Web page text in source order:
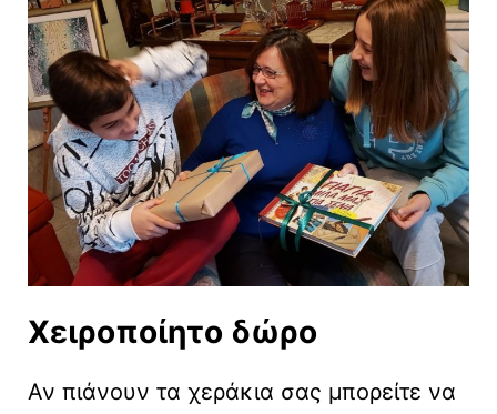
Χειροποίητο δώρο
Αν πιάνουν τα χεράκια σας μπορείτε να